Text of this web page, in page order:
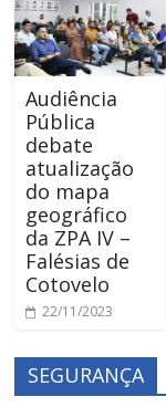
Audiência
Pública
debate
atualização
do mapa
geográfico
da ZPA IV –
Falésias de
Cotovelo
22/11/2023
SEGURANÇA